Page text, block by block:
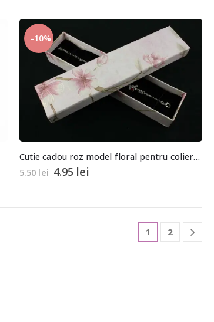
-10%
Cutie cadou roz model floral pentru colier, bratara sau ceas
5.50lei 4.95 lei
1 2